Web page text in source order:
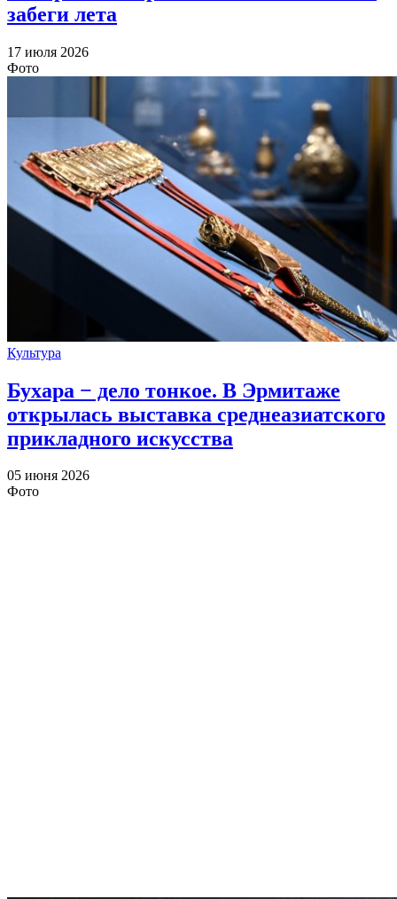
забеги лета
17 июля 2026
Фото
Культура
Бухара − дело тонкое. В Эрмитаже
открылась выставка среднеазиатского
прикладного искусства
05 июня 2026
Фото